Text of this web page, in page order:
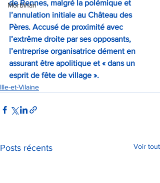
Morbihan
de Rennes, malgré la polémique et
l’annulation initiale au Château des
Pères. Accusé de proximité avec
l’extrême droite par ses opposants,
l’entreprise organisatrice dément en
assurant être apolitique et « dans un
esprit de fête de village ».
Ille-et-Vilaine
Posts récents Voir tout